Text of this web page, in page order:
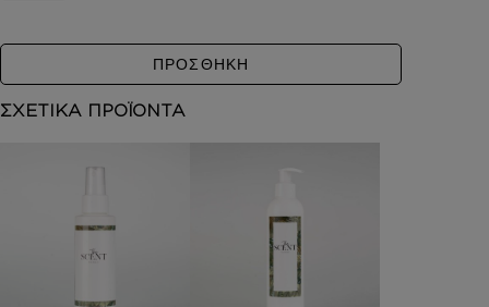
ΠΡΟΣΘΗΚΗ
ΣΧΕΤΙΚΑ ΠΡΟΪΟΝΤΑ